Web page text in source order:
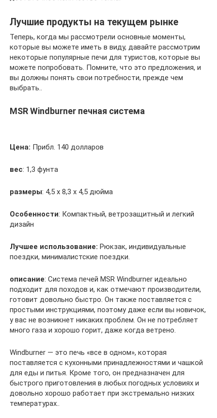
Лучшие продукты на текущем рынке
Теперь, когда мы рассмотрели основные моменты,
которые вы можете иметь в виду, давайте рассмотрим
некоторые популярные печи для туристов, которые вы
можете попробовать. Помните, что это предложения, и
вы должны понять свои потребности, прежде чем
выбрать..
MSR Windburner печная система
Цена: Прибл. 140 долларов
вес: 1,3 фунта
размеры: 4,5 х 8,3 х 4,5 дюйма
Особенности: Компактный, ветрозащитный и легкий
дизайн
Лучшее использование: Рюкзак, индивидуальные
поездки, минималистские поездки.
описание: Система печей MSR Windburner идеально
подходит для походов и, как отмечают производители,
готовит довольно быстро. Он также поставляется с
простыми инструкциями, поэтому даже если вы новичок,
у вас не возникнет никаких проблем. Он не потребляет
много газа и хорошо горит, даже когда ветрено.
Windburner — это печь «все в одном», которая
поставляется с кухонными принадлежностями и чашкой
для еды и питья. Кроме того, он предназначен для
быстрого приготовления в любых погодных условиях и
довольно хорошо работает при экстремально низких
температурах..